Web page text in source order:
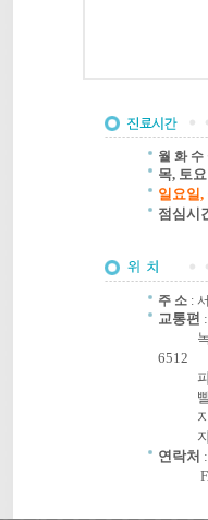
월 화
목, 토
일요일,
점심시
주 소 :
교통편
녹색
6512
파란
빨간
지하
자가
연락처
FAX